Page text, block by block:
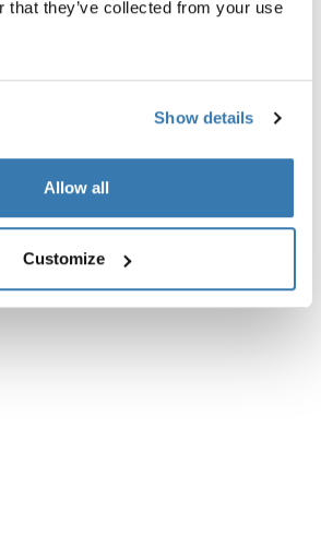
that they’ve collected from your use
Show details
Allow all
Customize
features